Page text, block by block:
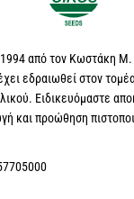
από τον Κωστάκη
εδραιωθεί στον
Ειδικευόμαστε
και προώθηση